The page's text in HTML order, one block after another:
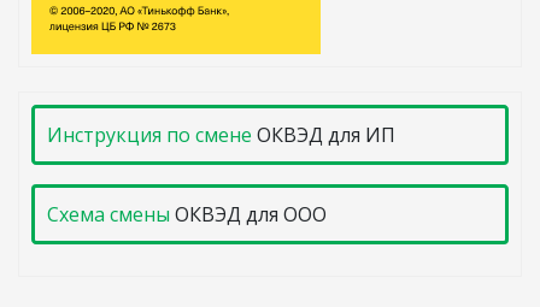
Инструкция по смене ОКВЭД для ИП
Схема смены ОКВЭД для ООО